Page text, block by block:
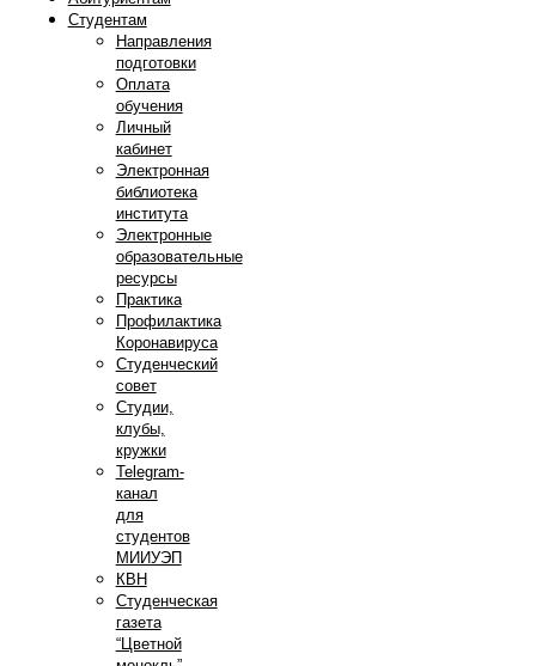
Студентам
Направления
подготовки
Оплата
обучения
Личный
кабинет
Электронная
библиотека
института
Электронные
образовательные
ресурсы
Практика
Профилактика
Коронавируса
Студенческий
совет
Студии,
клубы,
кружки
Telegram-
канал
для
студентов
МИИУЭП
КВН
Студенческая
газета
“Цветной